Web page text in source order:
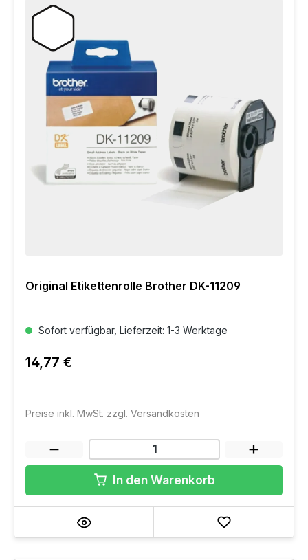
Original Etikettenrolle Brother DK-11209
Sofort verfügbar, Lieferzeit: 1-3 Werktage
14,77 €
Preise inkl. MwSt. zzgl. Versandkosten
In den Warenkorb